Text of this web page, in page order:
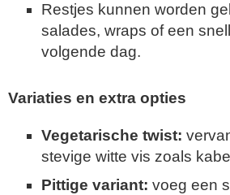
Restjes kunnen worden
salades, wraps of een
volgende dag.
Variaties en extra opties
Vegetarische twist:
stevige witte vis zoals
Pittige variant: voeg een